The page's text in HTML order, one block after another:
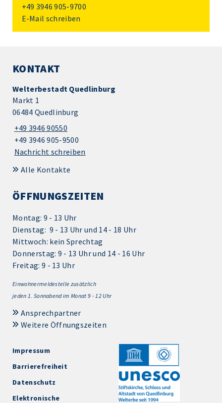
+49 3946 905-9700
E-Mail schreiben
KONTAKT
Welterbestadt Quedlinburg
Markt 1
06484 Quedlinburg
+49 3946 90550
+49 3946 905-9500
Nachricht schreiben
Alle Kontakte
ÖFFNUNGSZEITEN
Montag: 9 - 13 Uhr
Dienstag: 9 - 13 Uhr und 14 - 18 Uhr
Mittwoch: kein Sprechtag
Donnerstag: 9 - 13 Uhr und 14 - 16 Uhr
Freitag: 9 - 13 Uhr
Einwohnermeldestelle zusätzlich
jeden 1. Sonnabend im Monat 9 - 12 Uhr
Ansprechpartner
Weitere Öffnungszeiten
Impressum
Barrierefreiheit
Datenschutz
Elektronische